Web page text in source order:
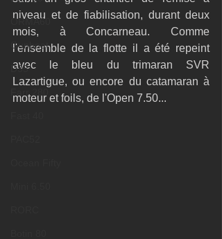
ORMA60
Gunboat
D35
Farr 280
niveau et de fiabilisation, durant deux
mois, à Concarneau. Comme
l'ensemble de la flotte il a été repeint
avec le bleu du trimaran SVR
Lazartigue, ou encore du catamaran à
moteur et foils, de l'Open 7.50...